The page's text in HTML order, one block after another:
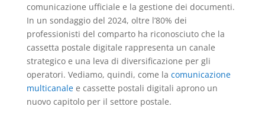
comunicazione ufficiale e la gestione dei documenti.
In un sondaggio del 2024, oltre l’80% dei
professionisti del comparto ha riconosciuto che la
cassetta postale digitale rappresenta un canale
strategico e una leva di diversificazione per gli
operatori. Vediamo, quindi, come la comunicazione
multicanalee cassette postali digitali aprono un
nuovo capitolo per il settore postale.